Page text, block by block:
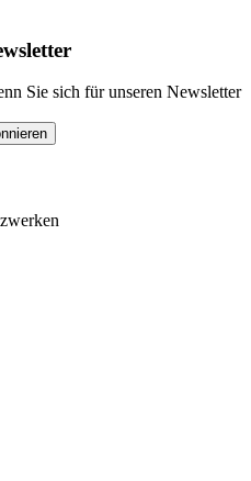
Sie sich für unseren Newsletter